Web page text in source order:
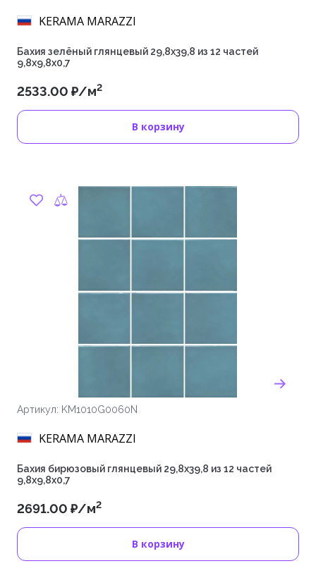
KERAMA MARAZZI
Бахия зелёный глянцевый 29,8х39,8 из 12 частей
9,8x9,8x0,7
2533.00 ₽/м2
В корзину
Артикул: KM1010G0060N
KERAMA MARAZZI
Бахия бирюзовый глянцевый 29,8х39,8 из 12 частей
9,8x9,8x0,7
2691.00 ₽/м2
В корзину